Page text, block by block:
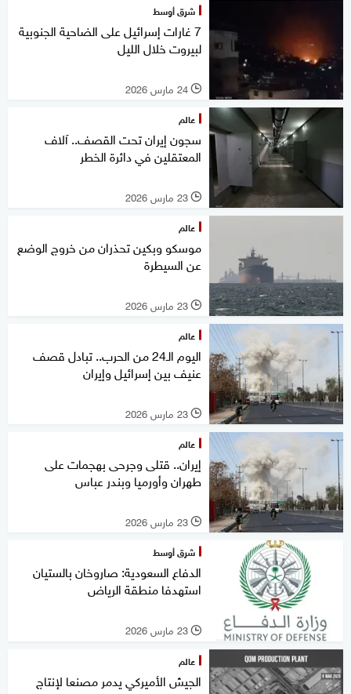
شرق أوسط
7 غارات إسرائيل على الضاحية الجنوبية
لبيروت خلال الليل
l 24 مارس 2026
عالم
سجون إيران تحت القصف.. آلاف
المعتقلين في دائرة الخطر
l 23 مارس 2026
عالم
موسكو وبكين تحذران من خروج الوضع
عن السيطرة
l 23 مارس 2026
عالم
اليوم الـ24 من الحرب.. تبادل قصف
عنيف بين إسرائيل وإيران
l 23 مارس 2026
عالم
إيران.. قتلى وجرحى بهجمات على
طهران وأورميا وبندر عباس
l 23 مارس 2026
شرق أوسط
الدفاع السعودية: صاروخان بالستيان
استهدفا منطقة الرياض
l 23 مارس 2026
عالم
الجيش الأميركي يدمر مصنعا لإنتاج